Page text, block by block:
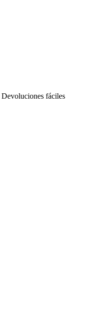
Devoluciones fáciles